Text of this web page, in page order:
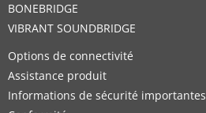
BONEBRIDGE
VIBRANT SOUNDBRIDGE
Options de connectivité
Assistance produit
Informations de sécurité importantes